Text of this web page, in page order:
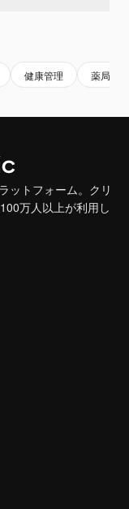
健康管理 薬局
ットフォーム。クリ
万人以上が利用し